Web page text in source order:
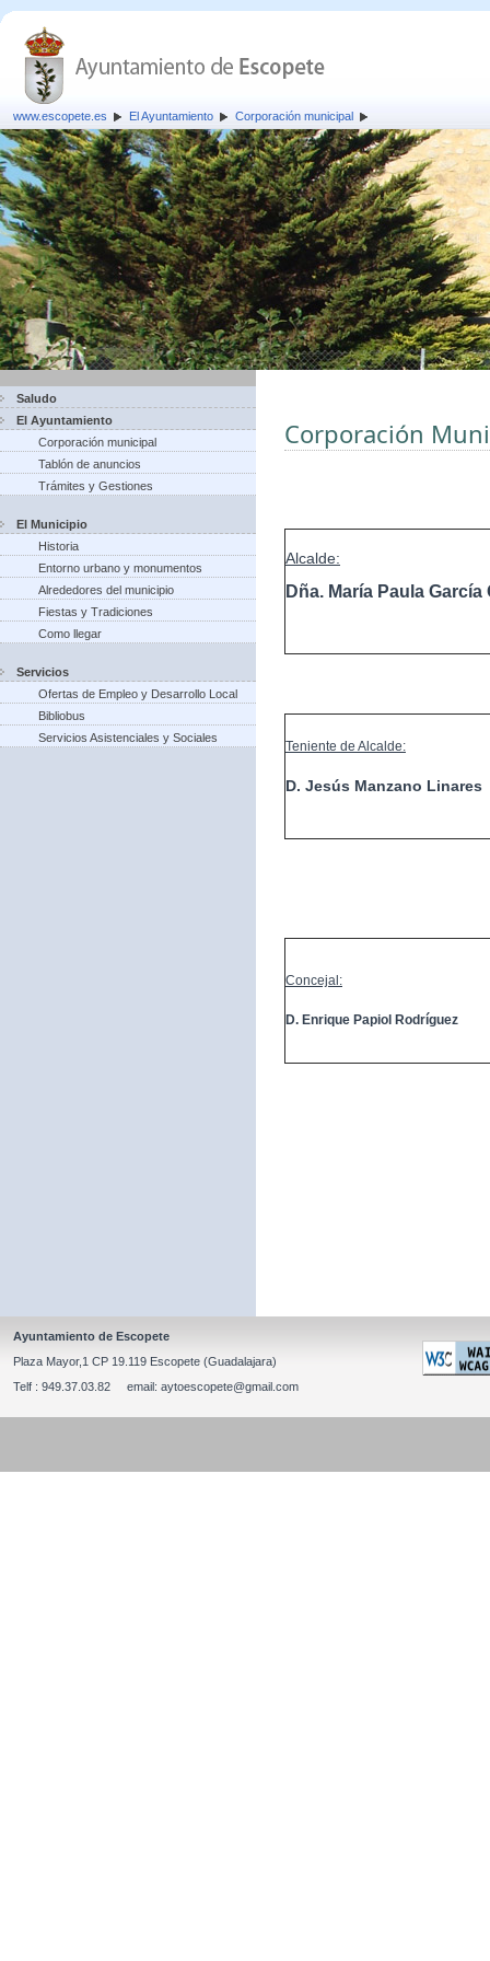
www.escopete.es El Ayuntamiento Corporación municipal
Saludo
El Ayuntamiento
Corporación municipal
Tablón de anuncios
Trámites y Gestiones
El Municipio
Historia
Entorno urbano y monumentos
Alrededores del municipio
Fiestas y Tradiciones
Como llegar
Servicios
Ofertas de Empleo y Desarrollo Local
Bibliobus
Servicios Asistenciales y Sociales
Corporación
Alcalde:
Dña. María Paula
Teniente de Alcalde:
D. Jesús Manzano Linares
Concejal:
D. Enrique Papiol Rodríguez
Ayuntamiento de Escopete
Plaza Mayor,1 CP 19.119 Escopete (Guadalajara)
Telf : 949.37.03.82 email: aytoescopete@gmail.com